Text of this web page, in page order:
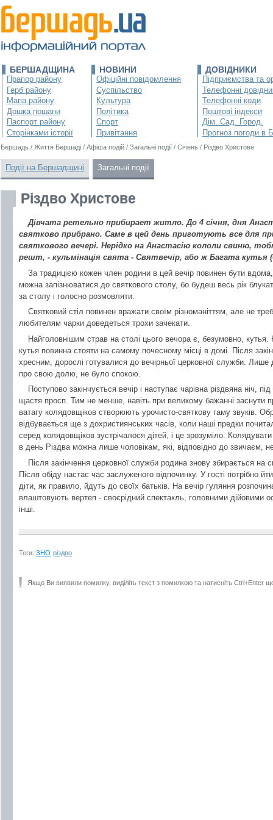
БЕРШАДЩИНА
Прапор району
Герб району
Мапа району
Дошка пошани
Паспорт району
Сторінками історії
НОВИНИ
Офіційні повідомлення
Суспільство
Культура
Політика
Спорт
Привітання
ДОВІДНИКИ
Підприємства та
Телефонні
Телефонні коди
Поштові індекси
Дім. Сад. Город.
Прогноз погоди в
Бершадь / Життя Бершаді / Афіша подій / Загальні події / Січень / Різдво Христове
Події на Бершадщині Загальні події
Різдво Христове
Дівчата ретельно прибирает житло. До 4 січня, дня
святково прибрано. Саме в цей день приготують все для
святкового вечері. Нерідко на Анастасію кололи свиню,
решт, - кульмінація свята - Святвечір, або ж Багата кутья
За традицією кожен член родини в цей вечір повинен бути
можна запізнюватися до святкового столу, бо будеш весь рік
за столу і голосно розмовляти.
Святковий стіл повинен вражати своїм різноманіттям, але не
любителям чарки доведеться трохи зачекати.
Найголовнішим страв на столі цього вечора є, безумовно,
кутья повинна стояти на самому почесному місці в домі. Після
хресним, дорослі готувалися до вечірньої церковної служби. Лише
про свою долю, не було спокою.
Поступово закінчується вечір і наступає чарівна різдвяна ніч,
щастя просп. Тим не менше, навіть при великому бажанні заснути
ватагу колядовщіков створюють урочисто-святкову гаму звуків.
відбувається ще з дохристиянських часів, коли наші предки
серед колядовщіков зустрічалося дітей, і це зрозуміло.
в день Різдва можна лише чоловікам, які, відповідно до звичаєм,
Після закінчення церковної служби родина знову збирається на
Після обіду настає час заслуженого відпочинку. У гості потрібно
діти, як правило, йдуть до своїх батьків. На вечір гуляння
влаштовують вертеп - своєрідний спектакль, головними дійовими
інші.
Теги: ЗНО різдво
Якщо Ви виявили помилку, виділіть текст з помилкою та натисніть Ctrl+Enter